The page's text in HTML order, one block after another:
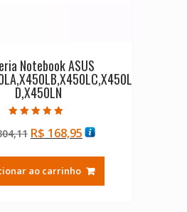
Notebook ASUS
D,X450LN
5.00
de 5
O
original
era:
R$ 168,95O
atual
é:
ao carrinho